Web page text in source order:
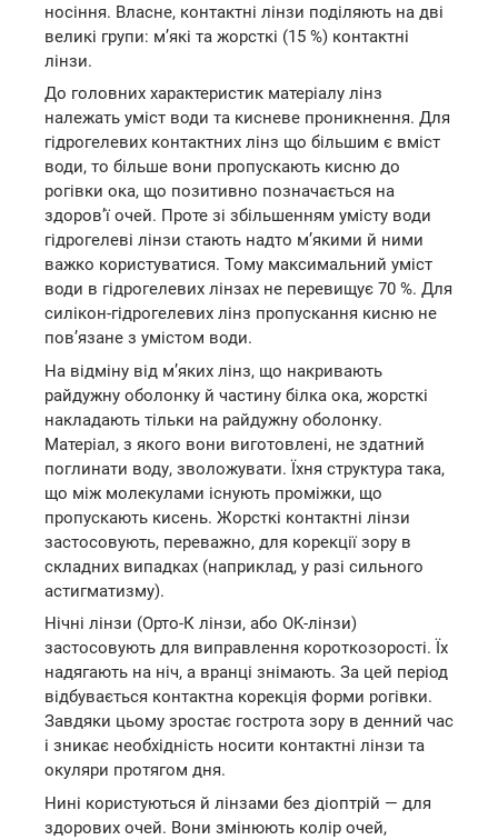
носіння. Власне, контактні лінзи поділяють на дві
великі групи: м’які та жорсткі (15 %) контактні
лінзи.
До головних характеристик матеріалу лінз
належать уміст води та кисневе проникнення. Для
гідрогелевих контактних лінз що більшим є вміст
води, то більше вони пропускають кисню до
рогівки ока, що позитивно позначається на
здоров’ї очей. Проте зі збільшенням умісту води
гідрогелеві лінзи стають надто м’якими й ними
важко користуватися. Тому максимальний уміст
води в гідрогелевих лінзах не перевищує 70 %. Для
силікон-гідрогелевих лінз пропускання кисню не
пов’язане з умістом води.
На відміну від м’яких лінз, що накривають
райдужну оболонку й частину білка ока, жорсткі
накладають тільки на райдужну оболонку.
Матеріал, з якого вони виготовлені, не здатний
поглинати воду, зволожувати. Їхня структура така,
що між молекулами існують проміжки, що
пропускають кисень. Жорсткі контактні лінзи
застосовують, переважно, для корекції зору в
складних випадках (наприклад, у разі сильного
астигматизму).
Нічні лінзи (Орто-К лінзи, або OK-лінзи)
застосовують для виправлення короткозорості. Їх
надягають на ніч, а вранці знімають. За цей період
відбувається контактна корекція форми рогівки.
Завдяки цьому зростає гострота зору в денний час
і зникає необхідність носити контактні лінзи та
окуляри протягом дня.
Нині користуються й лінзами без діоптрій — для
здорових очей. Вони змінюють колір очей,